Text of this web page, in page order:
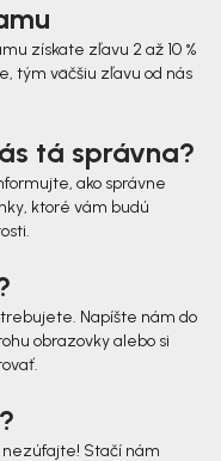
získate zľavu 2 až 10 %
tým väčšiu zľavu od nás
tá správna?
ako správne
ktoré vám budú
Napíšte nám do
obrazovky alebo si
nezúfajte! Stačí nám